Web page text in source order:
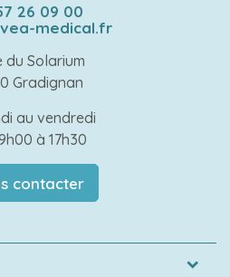
26 09 00
medical.fr
du Solarium
Gradignan
au vendredi
à 17h30
contacter